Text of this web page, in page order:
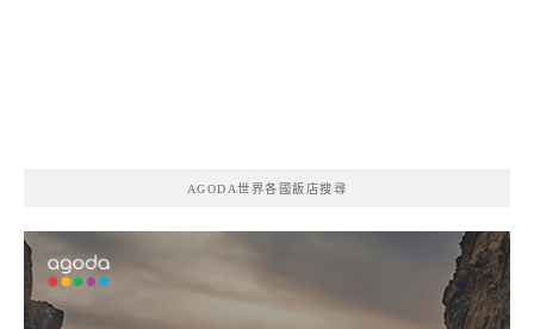
AGODA世界各國飯店搜尋